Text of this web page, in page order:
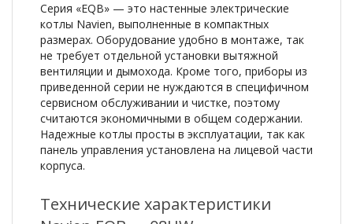
Серия «EQB» — это настенные электрические
котлы Navien, выполненные в компактных
размерах. Оборудование удобно в монтаже, так
не требует отдельной установки вытяжной
вентиляции и дымохода. Кроме того, приборы из
приведенной серии не нуждаются в специфичном
сервисном обслуживании и чистке, поэтому
считаются экономичными в общем содержании.
Надежные котлы просты в эксплуатации, так как
панель управления установлена на лицевой части
корпуса.
Технические характеристики